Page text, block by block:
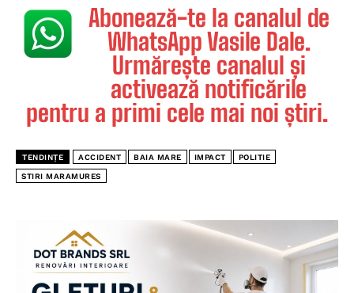
Abonează-te la canalul de
WhatsApp Vasile Dale.
Urmărește canalul și
activează notificările
pentru a primi cele mai noi știri.
TENDINȚE ACCIDENT BAIA MARE IMPACT POLITIE
STIRI MARAMURES